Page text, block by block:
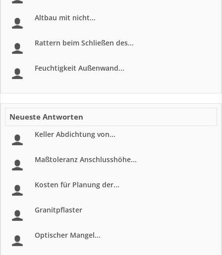
Altbau mit nicht...
Rattern beim Schließen des...
Feuchtigkeit Außenwand...
Neueste Antworten
Keller Abdichtung von...
Maßtoleranz Anschlusshöhe...
Kosten für Planung der...
Granitpflaster
Optischer Mangel...